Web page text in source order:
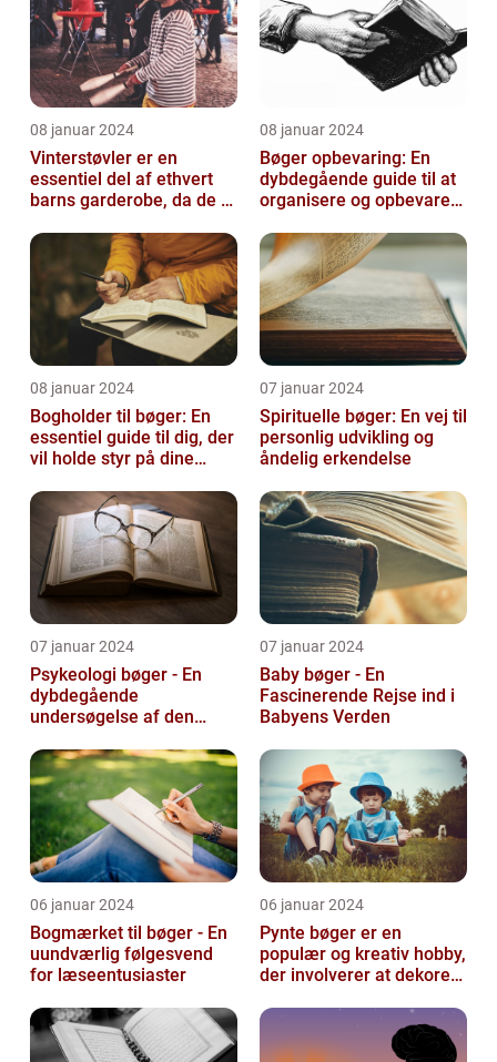
08 januar 2024
Vinterstøvler er en
essentiel del af ethvert
barns garderobe, da de er
deres ...
08 januar 2024
Bøger opbevaring: En
dybdegående guide til at
organisere og opbevare
08 januar 2024
Bogholder til bøger: En
essentiel guide til dig, der
vil holde styr på dine
07 januar 2024
Spirituelle bøger: En vej til
personlig udvikling og
åndelig erkendelse
07 januar 2024
Psykeologi bøger - En
dybdegående
undersøgelse af den
verden
07 januar 2024
Baby bøger - En
Fascinerende Rejse ind i
Babyens Verden
06 januar 2024
Bogmærket til bøger - En
uundværlig følgesvend
for læseentusiaster
06 januar 2024
Pynte bøger er en
populær og kreativ hobby,
der involverer at dekorere
forskellige...